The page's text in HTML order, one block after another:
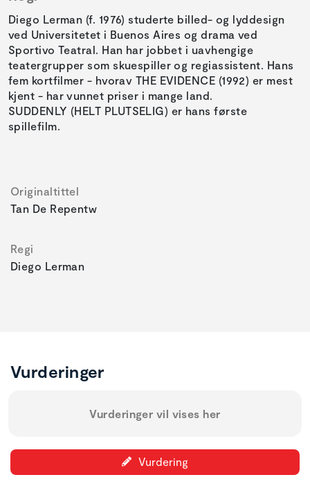
Diego Lerman (f. 1976) studerte billed- og lyddesign
ved Universitetet i Buenos Aires og drama ved
Sportivo Teatral. Han har jobbet i uavhengige
teatergrupper som skuespiller og regiassistent. Hans
fem kortfilmer - hvorav THE EVIDENCE (1992) er mest
kjent - har vunnet priser i mange land.
SUDDENLY (HELT PLUTSELIG) er hans første
spillefilm.
Originaltittel
Tan De Repentw
Regi
Diego Lerman
Vurderinger
Vurderinger vil vises her
Vurdering